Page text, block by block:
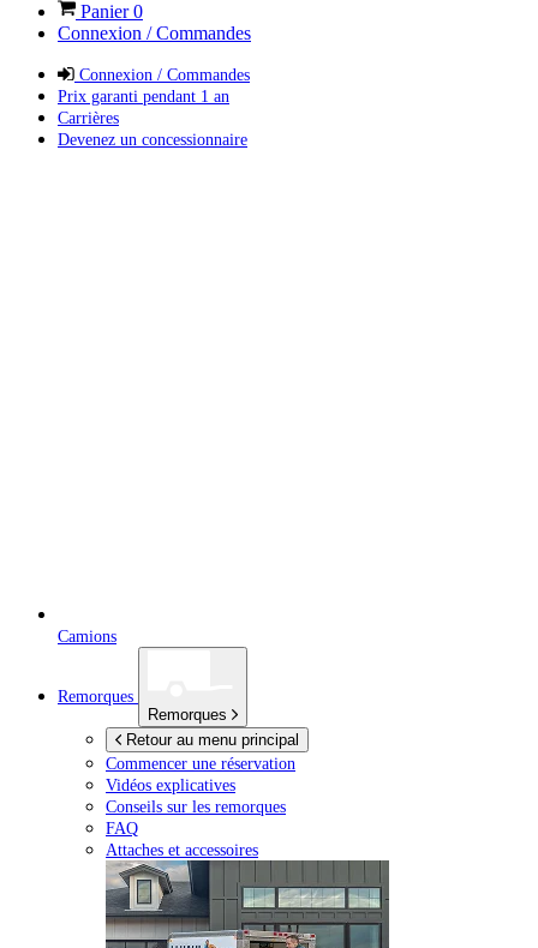
Panier0
Connexion / Commandes
Connexion / Commandes
Prix garanti pendant 1 an
Carrières
Devenez un concessionnaire
Camions
Remorques
Remorques
Retour au menu principal
Commencer une réservation
Vidéos explicatives
Conseils sur les remorques
FAQ
Attaches et accessoires